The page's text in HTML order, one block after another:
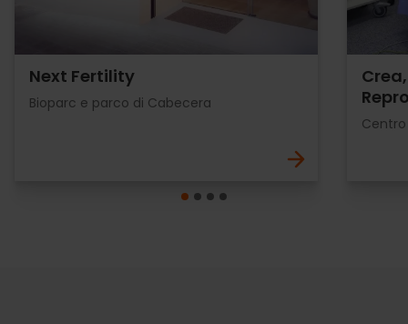
Next Fertility
Bioparc e parco di Cabecera